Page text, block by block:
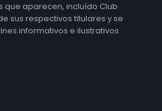
que aparecen, incluído Club
sus respectivos titulares y se
informativos e ilustrativos.